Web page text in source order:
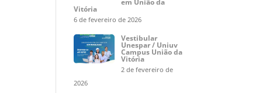
em União da
Vitória
6 de fevereiro de 2026
Vestibular
Unespar / Uniuv
Campus União da
Vitória
2 de fevereiro de
2026